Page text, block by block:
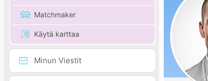
Matchmaker
Käytä karttaa
Minun Viestit